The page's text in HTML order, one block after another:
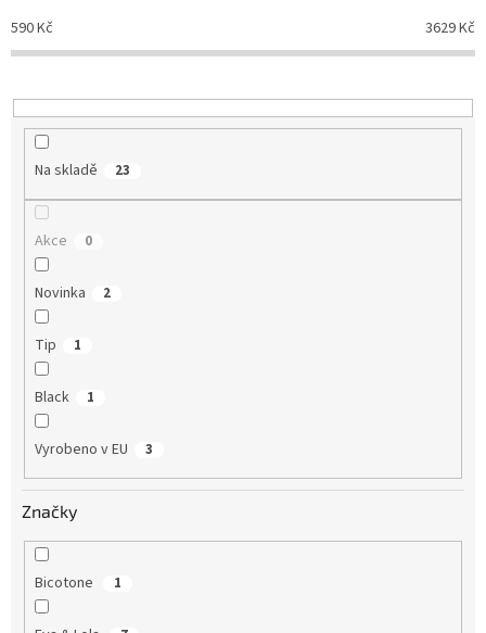
k
t
590Kč 3629Kč
Na skladě 23
Akce 0
Novinka 2
Tip 1
Black 1
Vyrobeno v EU 3
Značky
Bicotone 1